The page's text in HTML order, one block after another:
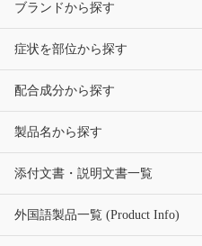
ブランドから探す
症状を部位から探す
配合成分から探す
製品名から探す
添付文書・説明文書一覧
外国語製品一覧 (Product Info)